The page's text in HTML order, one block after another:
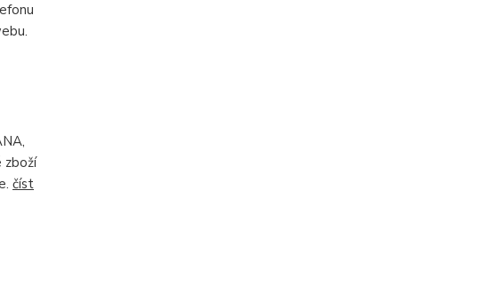
zboží
číst